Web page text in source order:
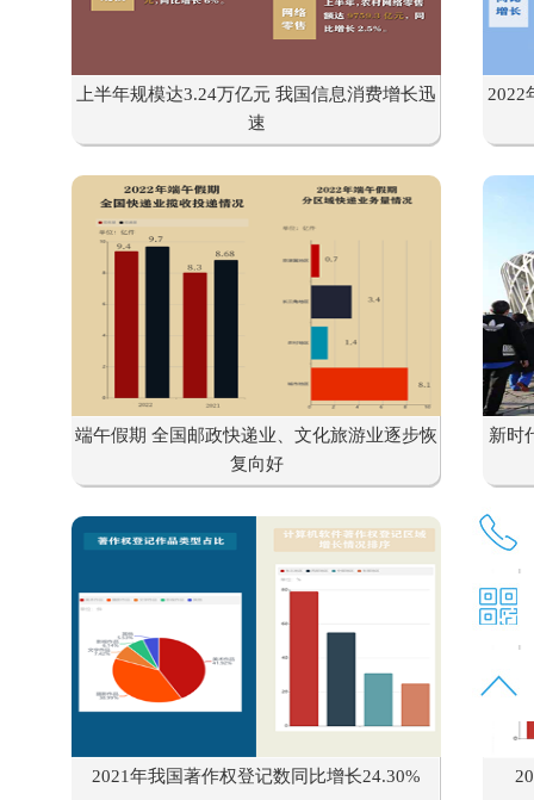
上半年规模达3.24万亿元 我国信息消费增长迅
速
2022
端午假期 全国邮政快递业、文化旅游业逐步恢
复向好
新时
2021年我国著作权登记数同比增长24.30%